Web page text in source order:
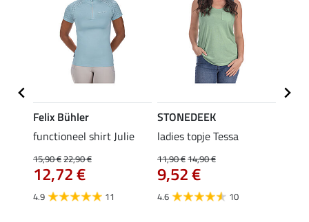
Felix Bühler
functioneel shirt Julie
15,90 €22,90 €
12,72 €
4.9 11
STONEDEEK
ladies topje Tessa
11,90 €14,90 €
9,52 €
4.6 10